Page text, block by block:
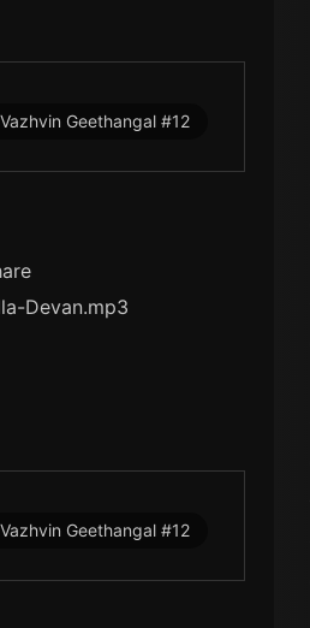
Vazhvin Geethangal #12
Devan.mp3
Vazhvin Geethangal #12